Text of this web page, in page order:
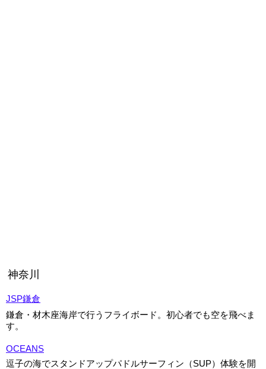
神奈川
JSP鎌倉
鎌倉・材木座海岸で行うフライボード。初心者でも空を飛べま
す。
OCEANS
逗子の海でスタンドアップパドルサーフィン（SUP）体験を開